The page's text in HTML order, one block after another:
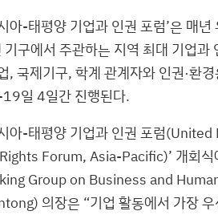
아-태평양 기업과 인권 포럼’은 매
기구에서 주관하는 지역 최대 기업
, 국제기구, 학계 관계자와 인권·환
일 4일간 진행된다.
아-태평양 기업과 인권 포럼
Forum, Asia-Pacific)’ 개회식
Group on Business and
의장은 “기업 활동에서 가장